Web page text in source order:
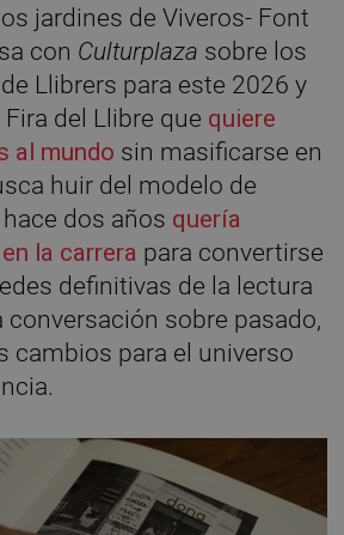
jardines de Viveros- Font
con Culturplaza sobre los
Llibrers para este 2026 y
del Llibre que quiere
al mundo sin masificarse en
huir del modelo de
dos años quería
la carrera para convertirse
definitivas de la lectura
conversación sobre pasado,
cambios para el universo